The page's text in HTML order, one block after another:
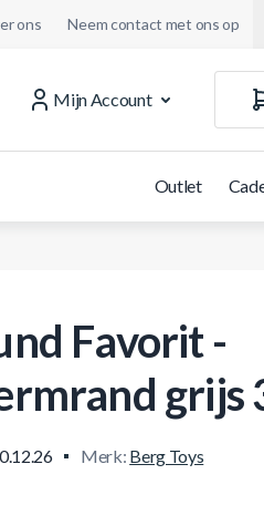
ons Neem contact met ons op
Mijn Account
Outlet
Favorit -
grijs
Merk: Berg Toys